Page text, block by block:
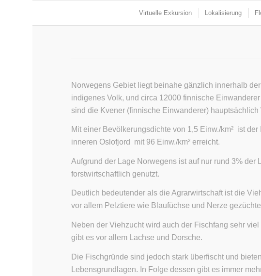
Virtuelle Exkursion Lokalisierung
Norwegens Gebiet liegt beinahe gänzlich innerhalb
indigenes Volk, und circa 12000 finnische
sind die Kvener (finnische Einwanderer)
Mit einer Bevölkerungsdichte von 1,5 Einw./km² ist
inneren Oslofjord mit 96 Einw./km² erreicht.
Aufgrund der Lage Norwegens ist auf nur rund 3%
forstwirtschaftlich genutzt.
Deutlich bedeutender als die Agrarwirtschaft ist die
vor allem Pelztiere wie Blaufüchse und Nerze
Neben der Viehzucht wird auch der Fischfang sehr
gibt es vor allem Lachse und Dorsche.
Die Fischgründe sind jedoch stark überfischt und
Lebensgrundlagen. In Folge dessen gibt es immer